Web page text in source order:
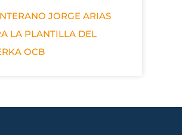
JORGE ARIAS
LA PLANTILLA DEL
OCB